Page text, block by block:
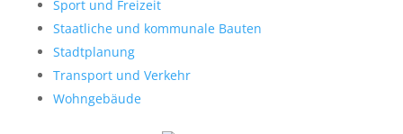
Sport und Freizeit
Staatliche und kommunale Bauten
Stadtplanung
Transport und Verkehr
Wohngebäude